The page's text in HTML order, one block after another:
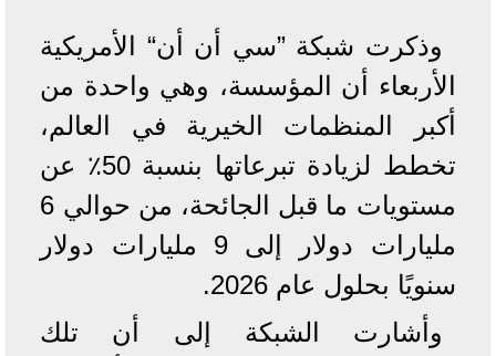
وذكرت شبكة ”سي أن أن“ الأمريكية
الأربعاء أن المؤسسة، وهي واحدة من
أكبر المنظمات الخيرية في العالم،
تخطط لزيادة تبرعاتها بنسبة 50٪ عن
مستويات ما قبل الجائحة، من حوالي 6
مليارات دولار إلى 9 مليارات دولار
سنويًا بحلول عام 2026.
وأشارت الشبكة إلى أن تلك